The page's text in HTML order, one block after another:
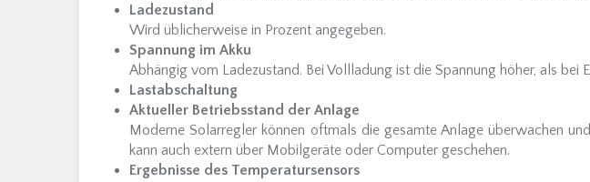
Ladezustand
Wird üblicherweise in Prozent angegeben.
Spannung im Akku
Abhängig vom Ladezustand. Bei Vollladung ist die Spannung höher, als bei
Lastabschaltung
Aktueller Betriebsstand der Anlage
Moderne Solarregler können oftmals die gesamte Anlage überwachen
kann auch extern über Mobilgeräte oder Computer geschehen.
Ergebnisse des Temperatursensors